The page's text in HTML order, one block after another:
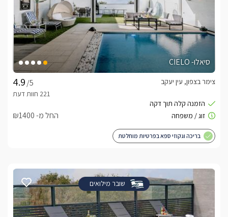
סיאלו- CIELO
/5
צימר בצפון, עין יעקב
החל מ- ₪1400
בריכה וגקוזי ספא בפרטיות מוחלטת
שובר מילואים